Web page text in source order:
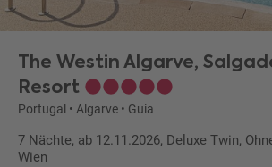
The Westin Algarve,
Resort
Portugal • Algarve • Guia
7 Nächte, ab 12.11.2026, Deluxe Twin,
Wien